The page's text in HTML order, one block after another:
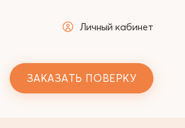
Личный кабинет
ЗАКАЗАТЬ ПОВЕРКУ